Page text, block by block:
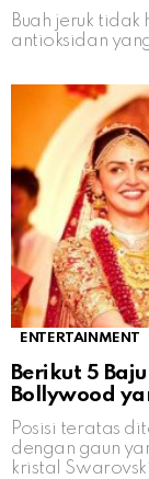
Buah jeruk tidak
antioksidan
ENTERTAINMENT
Berikut 5
Bollywood
Posisi teratas
dengan gaun
kristal Swarovski